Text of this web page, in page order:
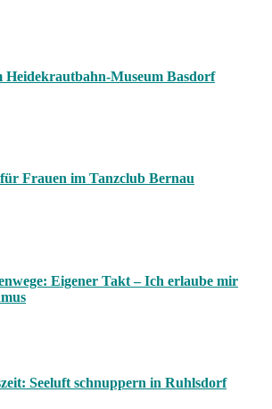
Heidekrautbahn-Museum Basdorf
Frauen im Tanzclub Bernau
Eigener Takt – Ich erlaube mir
Seeluft schnuppern in Ruhlsdorf